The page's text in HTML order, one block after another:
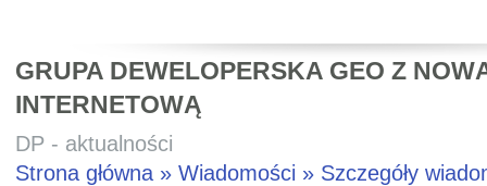
GRUPA DEWELOPERSKA GEO Z
INTERNETOWĄ
DP - aktualności
Strona główna » Wiadomości » Szczegóły